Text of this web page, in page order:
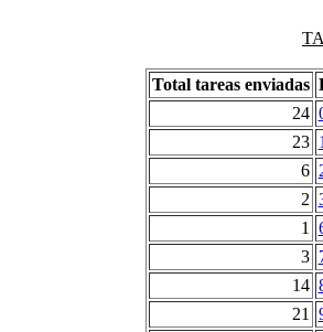
Total tareas enviadas
24
23 1
6
2
1
3
14
21